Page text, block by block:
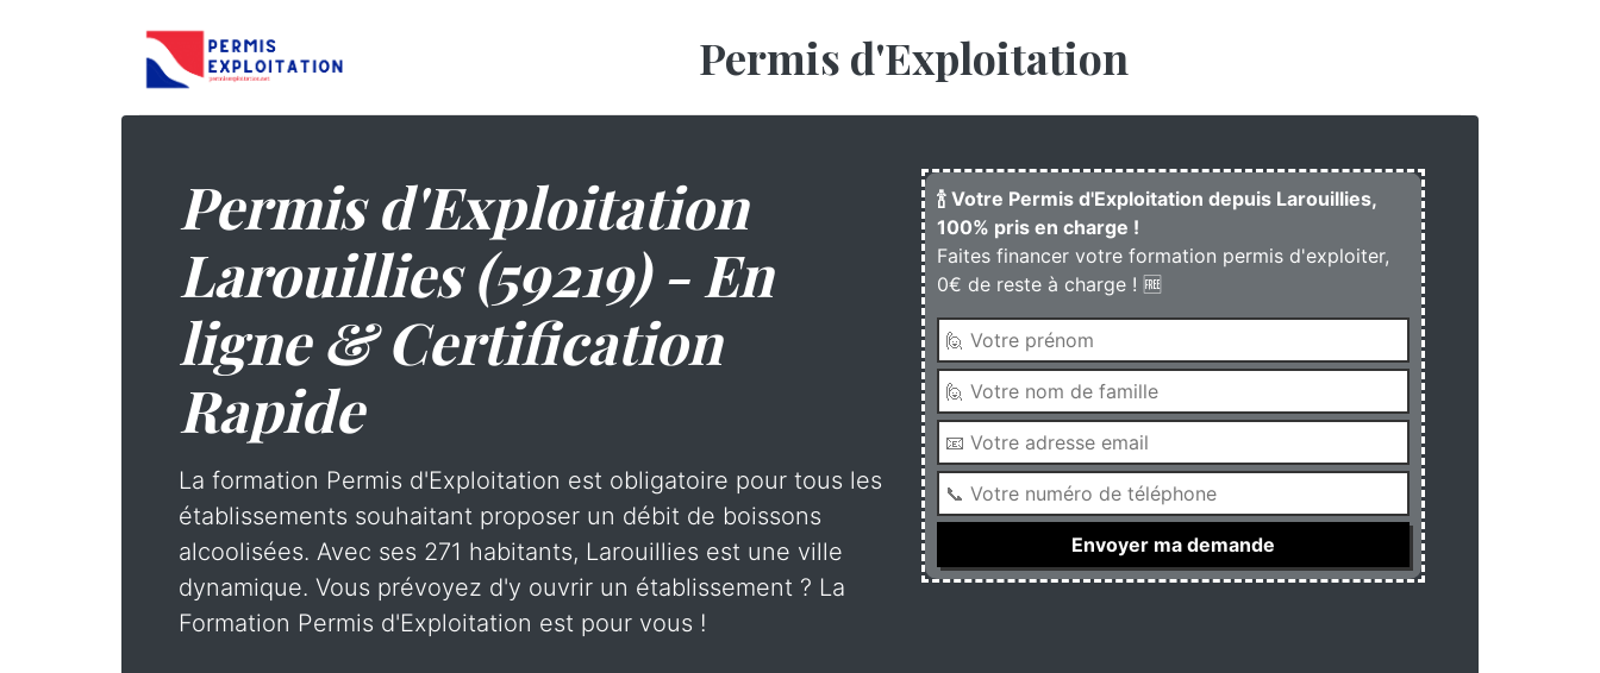
Permis d'Exploitation
Permis d'Exploitation
Larouillies (59219) - En
ligne & Certification
Rapide
La formation Permis d'Exploitation est obligatoire pour tous les
établissements souhaitant proposer un débit de boissons
alcoolisées. Avec ses 271 habitants, Larouillies est une ville
dynamique. Vous prévoyez d'y ouvrir un établissement ? La
Formation Permis d'Exploitation est pour vous !
🍾 Votre Permis d'Exploitation depuis Larouillies,
100% pris en charge !
Faites financer votre formation permis d'exploiter,
0€ de reste à charge ! 🆓